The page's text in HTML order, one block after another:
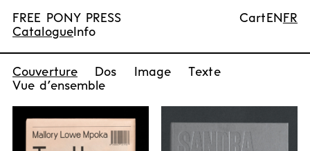
FREE PONY PRESS
CatalogueInfo
Cart EN FR
Couverture Dos Image
Texte
Vue d’ensemble